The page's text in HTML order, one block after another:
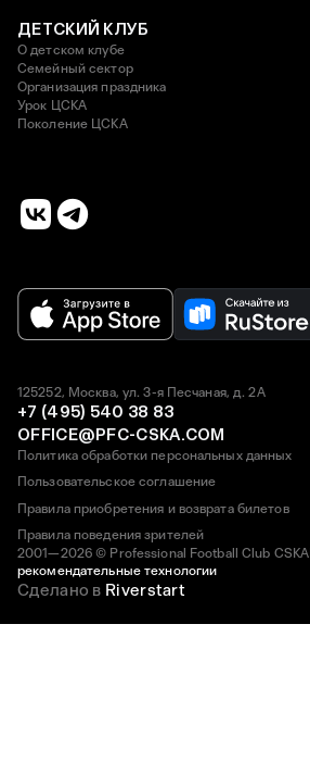
ДЕТСКИЙ КЛУБ
О детском клубе
Семейный сектор
Организация праздника
Урок ЦСКА
Поколение ЦСКА
2001—2026 © Professional Football Club CSKA
рекомендательные технологии
125252, Москва, ул. 3-я Песчаная, д. 2А
+7 (495) 540 38 83
OFFICE@PFC-CSKA.COM
Политика обработки персональных данных
Пользовательское соглашение
Правила приобретения и возврата билетов
Правила поведения зрителей
Сделано в Riverstart